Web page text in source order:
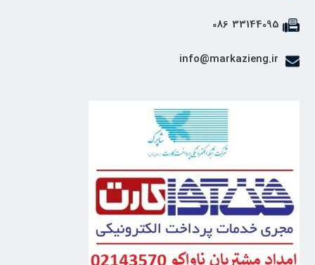
33144095 086